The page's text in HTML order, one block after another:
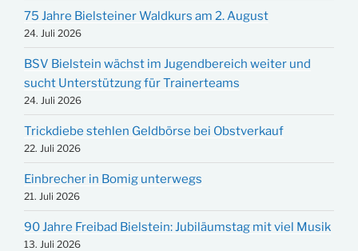
75 Jahre Bielsteiner Waldkurs am 2. August
24. Juli 2026
BSV Bielstein wächst im Jugendbereich weiter und
sucht Unterstützung für Trainerteams
24. Juli 2026
Trickdiebe stehlen Geldbörse bei Obstverkauf
22. Juli 2026
Einbrecher in Bomig unterwegs
21. Juli 2026
90 Jahre Freibad Bielstein: Jubiläumstag mit viel Musik
13. Juli 2026